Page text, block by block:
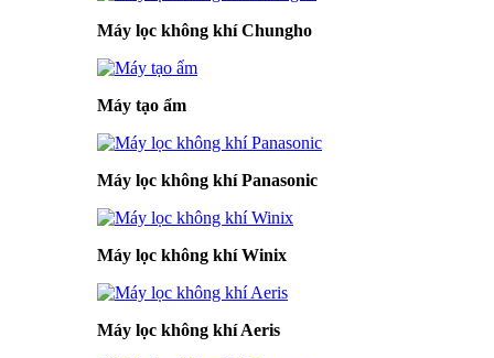
Máy lọc không khí Chungho
Máy tạo ẩm
Máy lọc không khí Panasonic
Máy lọc không khí Winix
Máy lọc không khí Aeris